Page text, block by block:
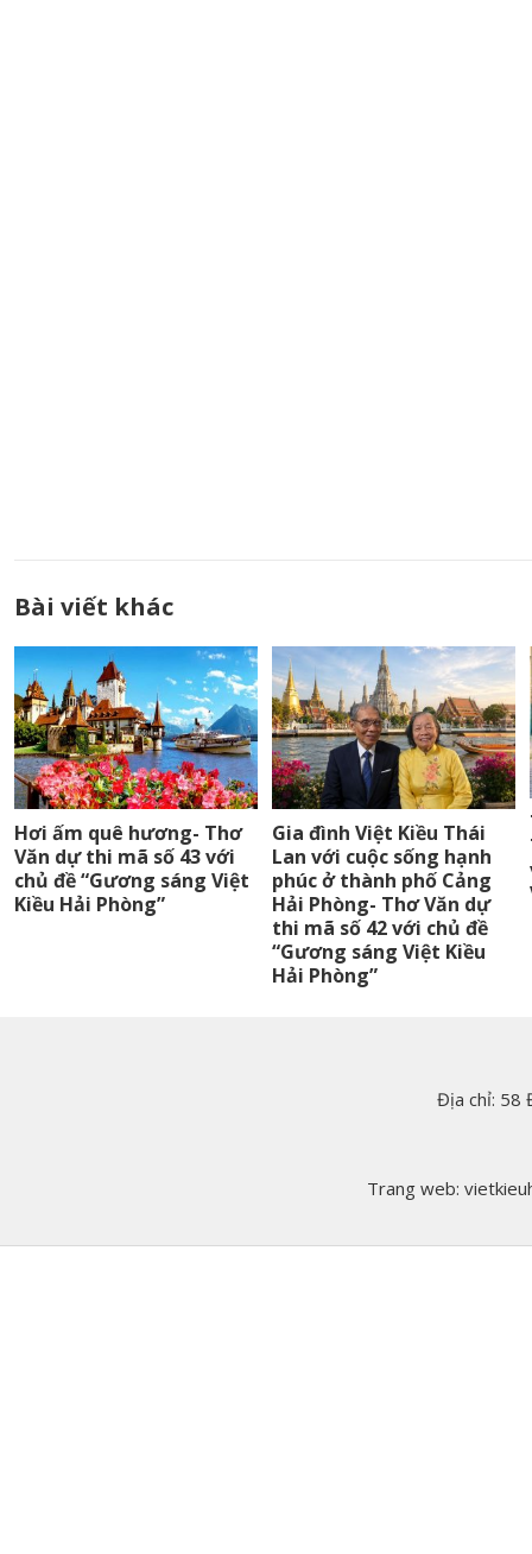
Bài viết khác
Hơi ấm quê hương- Thơ
Văn dự thi mã số 43 với
chủ đề “Gương sáng Việt
Kiều Hải Phòng”
Gia đình Việt Kiều Thái
Lan với cuộc sống hạnh
phúc ở thành phố Cảng
Hải Phòng- Thơ Văn dự
thi mã số 42 với chủ đề
“Gương sáng Việt Kiều
Hải Phòng”
Địa chỉ: 58
Trang web: